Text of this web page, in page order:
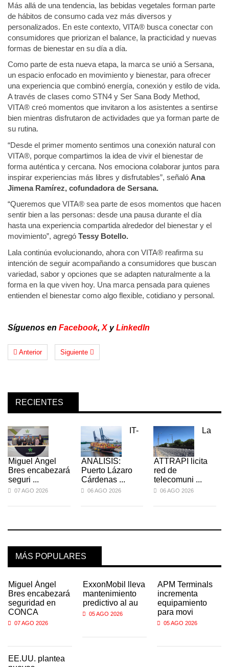
Más allá de una tendencia, las bebidas vegetales forman parte
de hábitos de consumo cada vez más diversos y
personalizados. En este contexto, VITA®️ busca conectar con
consumidores que priorizan el balance, la practicidad y nuevas
formas de bienestar en su día a día.
Como parte de esta nueva etapa, la marca se unió a Sersana,
un espacio enfocado en movimiento y bienestar, para ofrecer
una experiencia que combinó energía, conexión y estilo de vida.
A través de clases como STN4 y Ser Sana Body Method,
VITA®️ creó momentos que invitaron a los asistentes a sentirse
bien mientras disfrutaron de actividades que ya forman parte de
su rutina.
“Desde el primer momento sentimos una conexión natural con
VITA®️, porque compartimos la idea de vivir el bienestar de
forma auténtica y cercana. Nos emociona colaborar juntos para
inspirar experiencias más libres y disfrutables”, señaló Ana
Jimena Ramírez, cofundadora de Sersana.
“Queremos que VITA®️ sea parte de esos momentos que hacen
sentir bien a las personas: desde una pausa durante el día
hasta una experiencia compartida alrededor del bienestar y el
movimiento”, agregó Tessy Botello.
Lala continúa evolucionando, ahora con VITA®️ reafirma su
intención de seguir acompañando a consumidores que buscan
variedad, sabor y opciones que se adapten naturalmente a la
forma en la que viven hoy. Una marca pensada para quienes
entienden el bienestar como algo flexible, cotidiano y personal.
Síguenos en Facebook, XyLinkedIn
Anterior Siguiente
RECIENTES
Miguel Ángel
Bres encabezará
seguri ...
07 AGO 2026
IT-
ANÁLISIS:
Puerto Lázaro
Cárdenas ...
06 AGO 2026
La
ATTRAPI licita
red de
telecomuni ...
06 AGO 2026
MÁS POPULARES
Miguel Ángel
Bres encabezará
seguridad en
CONCA
07 AGO 2026
EE.UU. plantea
ExxonMobil lleva
mantenimiento
predictivo al au
05 AGO 2026
APM Terminals
incrementa
equipamiento
para movi
05 AGO 2026